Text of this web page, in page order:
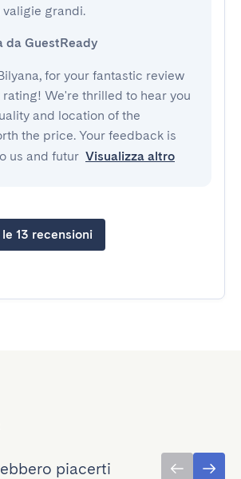
grandi.
da GuestReady
for your fantastic review
We're thrilled to hear you
and location of the
the price. Your feedback is
us and futur Visualizza altro
13 recensioni
piacerti